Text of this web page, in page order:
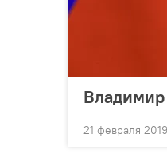
21 февраля